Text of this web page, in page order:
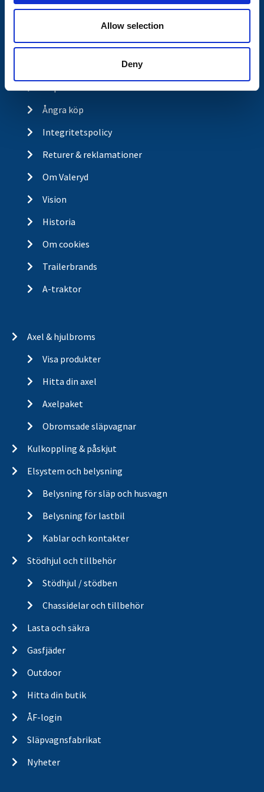
Allow selection
Deny
Kontakt
Ångra köp
Integritetspolicy
Returer & reklamationer
Om Valeryd
Vision
Historia
Om cookies
Trailerbrands
A-traktor
Axel & hjulbroms
Visa produkter
Hitta din axel
Axelpaket
Obromsade släpvagnar
Kulkoppling & påskjut
Elsystem och belysning
Belysning för släp och husvagn
Belysning för lastbil
Kablar och kontakter
Stödhjul och tillbehör
Stödhjul / stödben
Chassidelar och tillbehör
Lasta och säkra
Gasfjäder
Outdoor
Hitta din butik
ÅF-login
Släpvagnsfabrikat
Nyheter